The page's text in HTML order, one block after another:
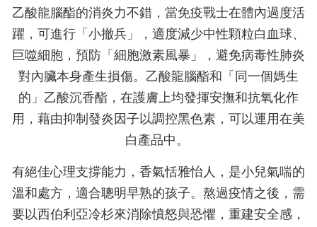
乙酸龍腦酯的消炎力不錯，當免疫戰士在體內過度活
躍，可進行「小撤兵」，適度減少中性顆粒白血球、
巨噬細胞，預防「細胞激素風暴」，避免病毒性肺炎
對內臟本身產生損傷。乙酸龍腦酯和「同一個媽生
的」乙酸沉香酯，在護膚上均發揮安撫和抗氧化作
用，藉由抑制發炎因子以調控黑色素，可以運用在美
白產品中。
有絕佳心理支撐能力，香氣恬雅怡人，是小兒氣喘的
溫和處方，適合聰明早熟的孩子。熬過疫情之後，需
要以西伯利亞冷杉來消除憤怒與恐懼，重建安全感，